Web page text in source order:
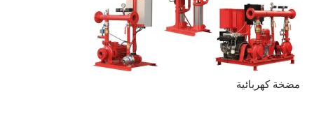
مضخة كهربائية